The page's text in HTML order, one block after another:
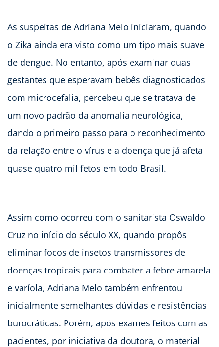
As suspeitas de Adriana Melo iniciaram, quando
o Zika ainda era visto como um tipo mais suave
de dengue. No entanto, após examinar duas
gestantes que esperavam bebês diagnosticados
com microcefalia, percebeu que se tratava de
um novo padrão da anomalia neurológica,
dando o primeiro passo para o reconhecimento
da relação entre o vírus e a doença que já afeta
quase quatro mil fetos em todo Brasil.
Assim como ocorreu com o sanitarista Oswaldo
Cruz no início do século XX, quando propôs
eliminar focos de insetos transmissores de
doenças tropicais para combater a febre amarela
e varíola, Adriana Melo também enfrentou
inicialmente semelhantes dúvidas e resistências
burocráticas. Porém, após exames feitos com as
pacientes, por iniciativa da doutora, o material